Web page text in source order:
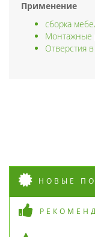
Применение
сборка
Монтажные
Отверстия
НОВЫЕ